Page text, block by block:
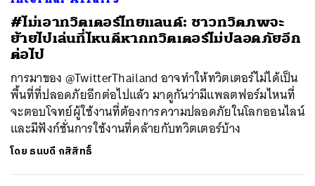
#ไม่เอาทวิตเตอร์ไทยแลนด์: ชาวทวิตภพจะ
ย้ายไปเล่นที่ไหนดีหากทวิตเตอร์ไม่ปลอดภัยอีก
ต่อไป
การมาของ @TwitterThailand อาจทำให้ทวิตเตอร์ไม่ได้เป็น
พื้นที่ที่ปลอดภัยอีกต่อไปแล้ว มาดูกันว่ามีแพลตฟอร์มไหนที่
จะตอบโจทย์ผู้ใช้งานที่ต้องการความปลอดภัยในโลกออนไลน์
และมีฟังก์ชั่นการใช้งานที่คล้ายกับทวิตเตอร์บ้าง
โดย ธนบดี กสิสิทธิ์